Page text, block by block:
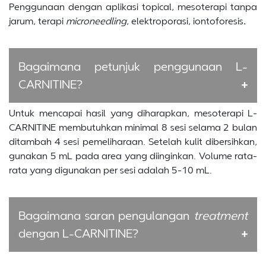
Penggunaan dengan aplikasi topical, mesoterapi tanpa
jarum, terapi microneedling, elektroporasi, iontoforesis.
Bagaimana petunjuk penggunaan L-
CARNITINE?
Untuk mencapai hasil yang diharapkan, mesoterapi L-
CARNITINE membutuhkan minimal 8 sesi selama 2 bulan
ditambah 4 sesi pemeliharaan. Setelah kulit dibersihkan,
gunakan 5 mL pada area yang diinginkan. Volume rata-
rata yang digunakan per sesi adalah 5-10 mL.
Bagaimana saran pengulangan treatment
dengan L-CARNITINE?